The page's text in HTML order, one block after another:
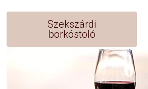
Szekszárdi
borkóstoló